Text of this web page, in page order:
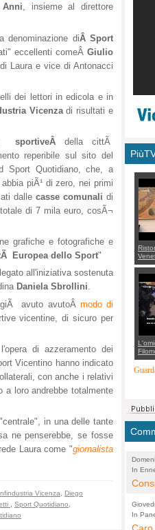
Anni, insieme al direttore
denominazione diÂ Sport
eccellenti comeÂ Giulio
di Laura e vice di Antonacci
dei lettori in edicola e in
Vicenzadi risultati e
sportiveÂ della cittÃ
reperibile sul sito del
Sport Quotidiano, che, a
piÃ¹ di zero, nei primi
dalle casse comunalidi
di 7 mila euro, cosÃ¬
grafiche e fotografiche e
Europea dello Sport"
all'iniziativa sostenuta
Daniela Sbrollini.
avuto avutoÂ modo di
vicentine, di sicuro per
di azzeramento dei
Vicentino hanno indicato
con anche i relativi
loro andrebbe totalmente
in una delle tante
ne penserebbe, se fosse
Laura come "giornalista
Vicenza
Diego
Sport Quotidiano
con
In
In